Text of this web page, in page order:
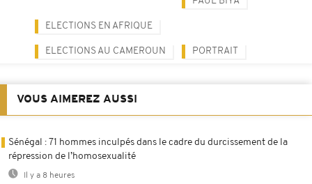
ELECTIONS EN AFRIQUE
ELECTIONS AU CAMEROUN PORTRAIT
VOUS AIMEREZ AUSSI
Sénégal : 71 hommes inculpés dans le cadre du durcissement de la
répression de l’homosexualité
Il y a 8 heures